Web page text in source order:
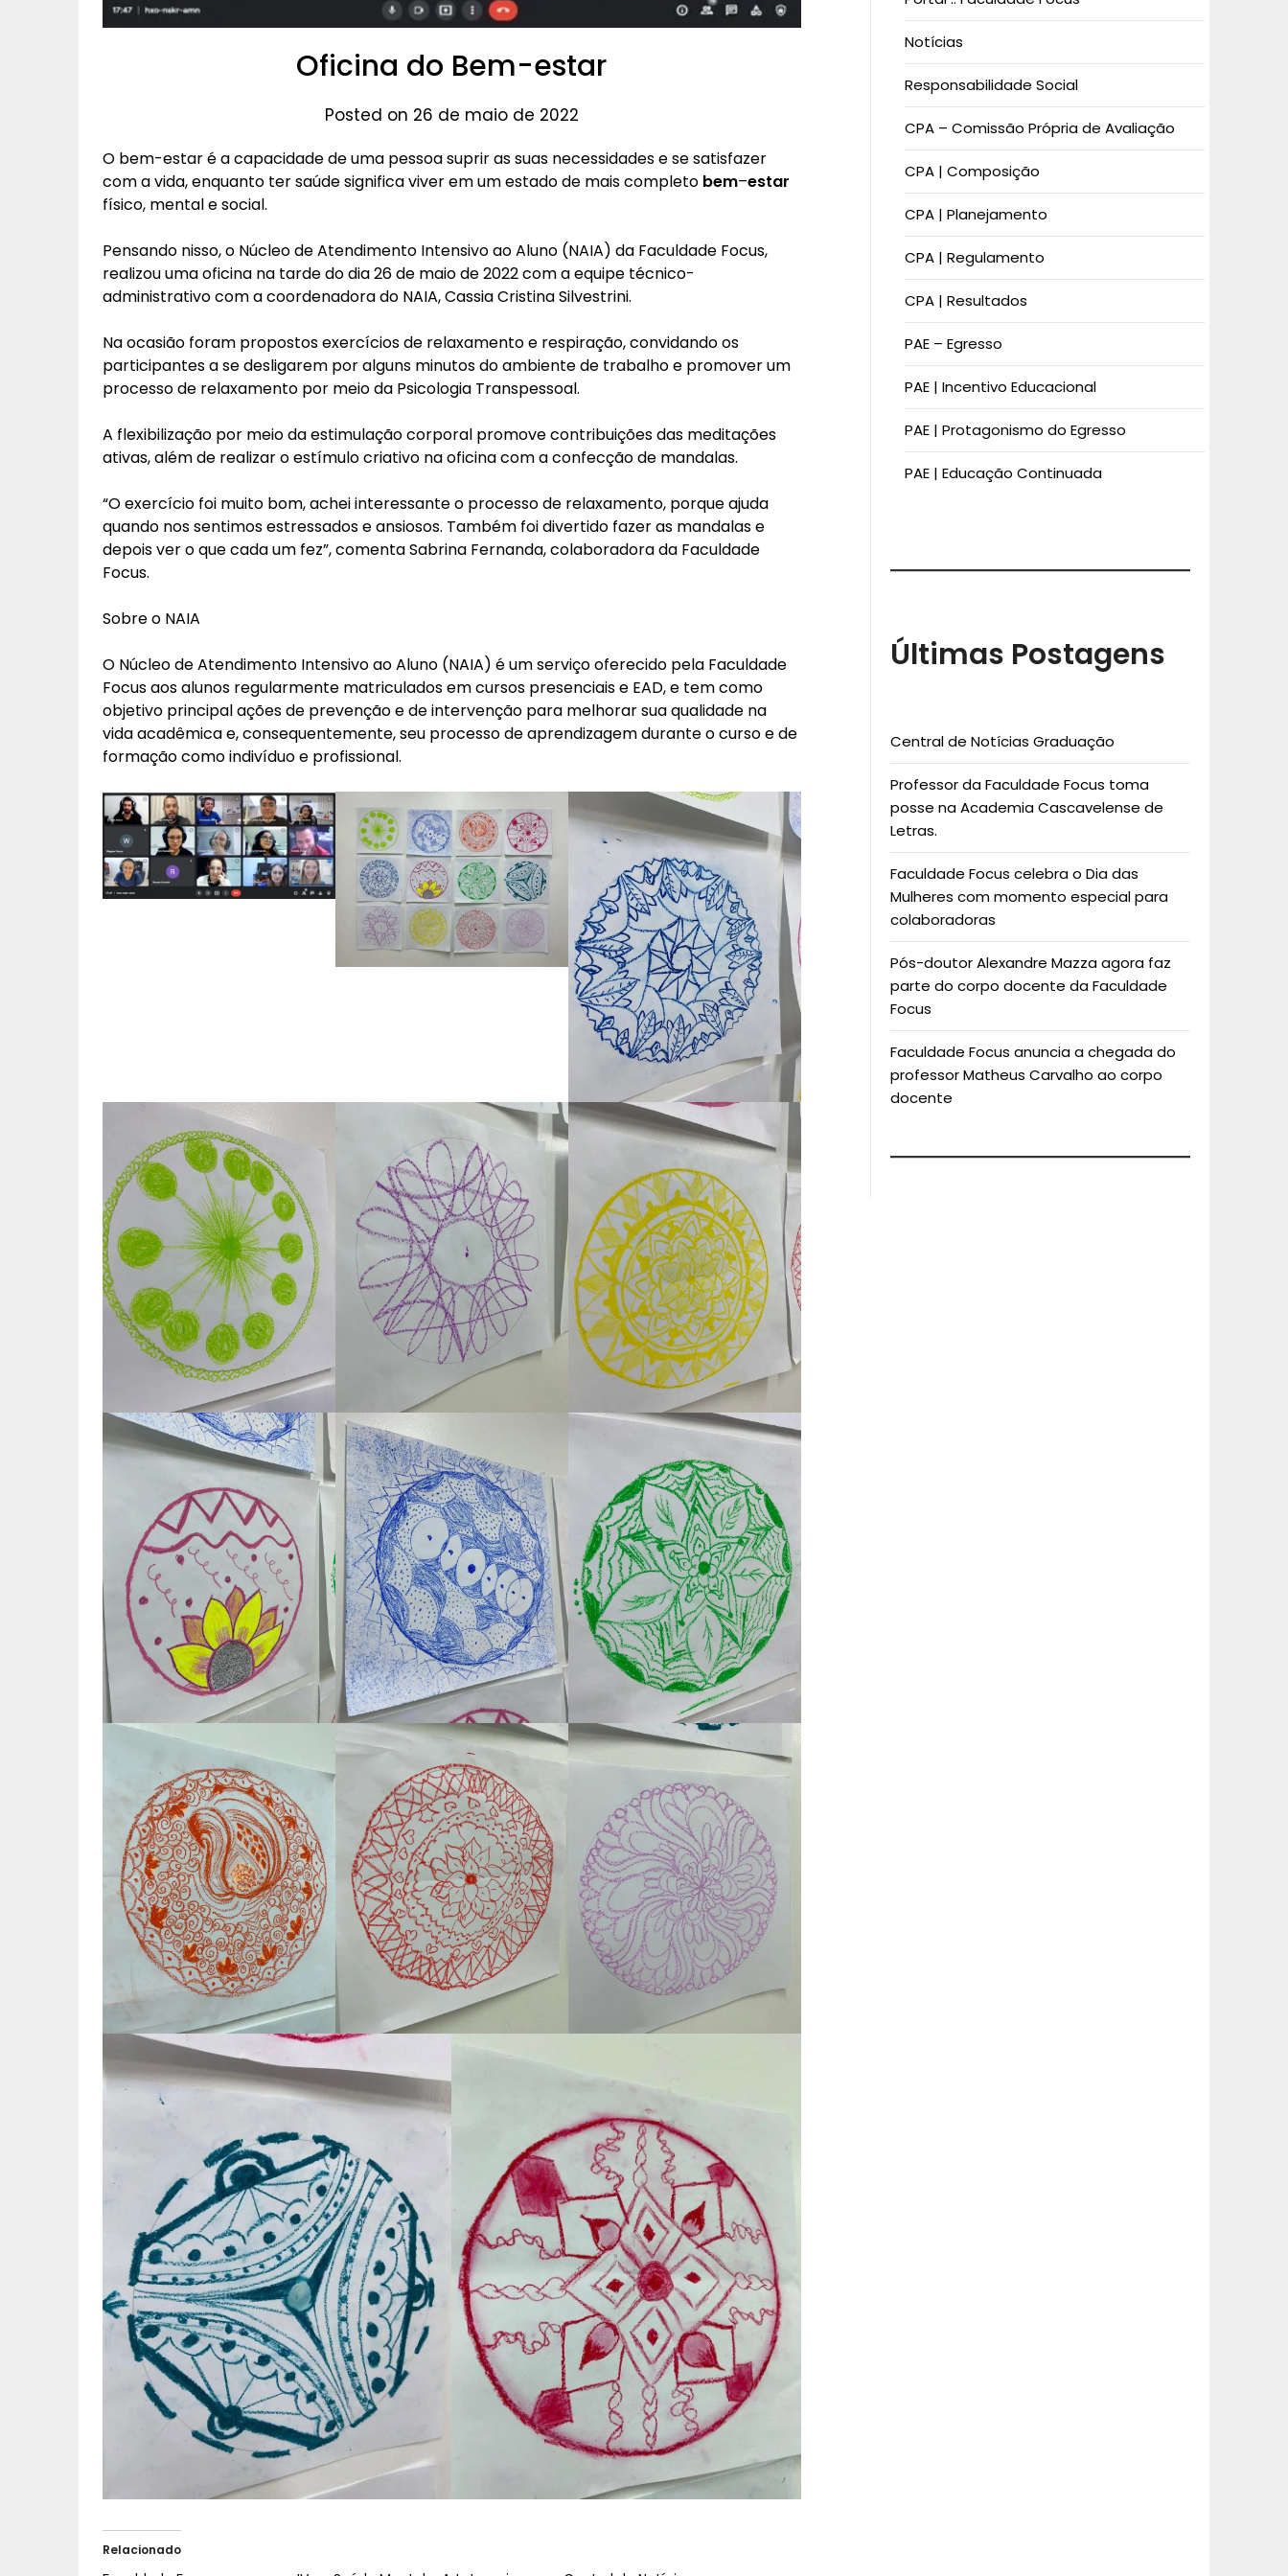
Oficina do Bem-estar
Posted on 26 de maio de 2022
O bem-estar é a capacidade de uma pessoa suprir as suas necessidades e se satisfazer
com a vida, enquanto ter saúde significa viver em um estado de mais completo bem–estar
físico, mental e social.
Pensando nisso, o Núcleo de Atendimento Intensivo ao Aluno (NAIA) da Faculdade Focus,
realizou uma oficina na tarde do dia 26 de maio de 2022 com a equipe técnico-
administrativo com a coordenadora do NAIA, Cassia Cristina Silvestrini.
Na ocasião foram propostos exercícios de relaxamento e respiração, convidando os
participantes a se desligarem por alguns minutos do ambiente de trabalho e promover um
processo de relaxamento por meio da Psicologia Transpessoal.
A flexibilização por meio da estimulação corporal promove contribuições das meditações
ativas, além de realizar o estímulo criativo na oficina com a confecção de mandalas.
“O exercício foi muito bom, achei interessante o processo de relaxamento, porque ajuda
quando nos sentimos estressados e ansiosos. Também foi divertido fazer as mandalas e
depois ver o que cada um fez”, comenta Sabrina Fernanda, colaboradora da Faculdade
Focus.
Sobre o NAIA
O Núcleo de Atendimento Intensivo ao Aluno (NAIA) é um serviço oferecido pela Faculdade
Focus aos alunos regularmente matriculados em cursos presenciais e EAD, e tem como
objetivo principal ações de prevenção e de intervenção para melhorar sua qualidade na
vida acadêmica e, consequentemente, seu processo de aprendizagem durante o curso e de
formação como indivíduo e profissional.
Relacionado
Notícias
Responsabilidade Social
CPA – Comissão Própria de Avaliação
CPA | Composição
CPA | Planejamento
CPA | Regulamento
CPA | Resultados
PAE – Egresso
PAE | Incentivo Educacional​
PAE | Protagonismo do Egresso
PAE | Educação Continuada
Últimas Postagens
Central de Notícias Graduação
Professor da Faculdade Focus toma
posse na Academia Cascavelense de
Letras.
Faculdade Focus celebra o Dia das
Mulheres com momento especial para
colaboradoras
Pós-doutor Alexandre Mazza agora faz
parte do corpo docente da Faculdade
Focus
Faculdade Focus anuncia a chegada do
professor Matheus Carvalho ao corpo
docente